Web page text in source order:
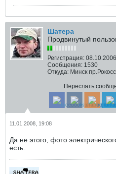
Шатера
Продвинутый
Регистрация: 08.10.2006
Сообщения: 1530
Откуда: Минск
Переслать
11.01.2008, 19:08
Да не этого, фото
есть.